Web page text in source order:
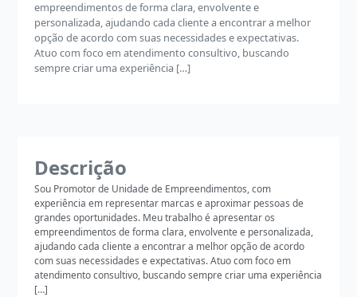
empreendimentos de forma clara, envolvente e
personalizada, ajudando cada cliente a encontrar a melhor
opção de acordo com suas necessidades e expectativas.
Atuo com foco em atendimento consultivo, buscando
sempre criar uma experiência […]
Descrição
Sou Promotor de Unidade de Empreendimentos, com
experiência em representar marcas e aproximar pessoas de
grandes oportunidades. Meu trabalho é apresentar os
empreendimentos de forma clara, envolvente e personalizada,
ajudando cada cliente a encontrar a melhor opção de acordo
com suas necessidades e expectativas. Atuo com foco em
atendimento consultivo, buscando sempre criar uma experiência
[…]